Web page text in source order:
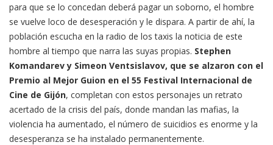
para que se lo concedan deberá pagar un soborno, el hombre
se vuelve loco de desesperación y le dispara. A partir de ahí, la
población escucha en la radio de los taxis la noticia de este
hombre al tiempo que narra las suyas propias. Stephen
Komandarev y Simeon Ventsislavov, que se alzaron con el
Premio al Mejor Guion en el 55 Festival Internacional de
Cine de Gijón, completan con estos personajes un retrato
acertado de la crisis del país, donde mandan las mafias, la
violencia ha aumentado, el número de suicidios es enorme y la
desesperanza se ha instalado permanentemente.